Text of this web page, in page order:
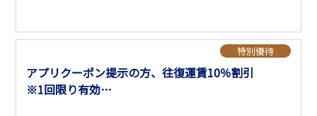
特別優待
アプリクーポン提示の方、往復運賃10％割引
※1回限り有効